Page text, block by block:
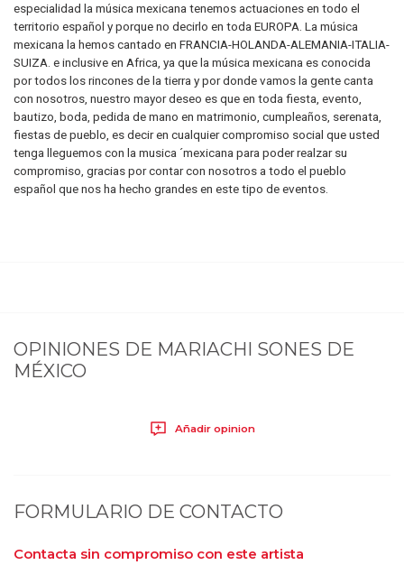
especialidad la música mexicana tenemos actuaciones en todo el
territorio español y porque no decirlo en toda EUROPA. La música
mexicana la hemos cantado en FRANCIA-HOLANDA-ALEMANIA-ITALIA-
SUIZA. e inclusive en Africa, ya que la música mexicana es conocida
por todos los rincones de la tierra y por donde vamos la gente canta
con nosotros, nuestro mayor deseo es que en toda fiesta, evento,
bautizo, boda, pedida de mano en matrimonio, cumpleaños, serenata,
fiestas de pueblo, es decir en cualquier compromiso social que usted
tenga lleguemos con la musica ´mexicana para poder realzar su
compromiso, gracias por contar con nosotros a todo el pueblo
español que nos ha hecho grandes en este tipo de eventos.
OPINIONES DE MARIACHI SONES DE
MÉXICO
Añadir opinion
FORMULARIO DE CONTACTO
Contacta sin compromiso con este artista